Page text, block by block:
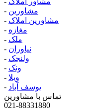
- مشاورین
- مشاورین املاک
- مغازه
- ملک
- نیاوران
- ولنجک
- ونک
- ویلا
- یوسف آباد
تماس با مشاورین
021-88331880